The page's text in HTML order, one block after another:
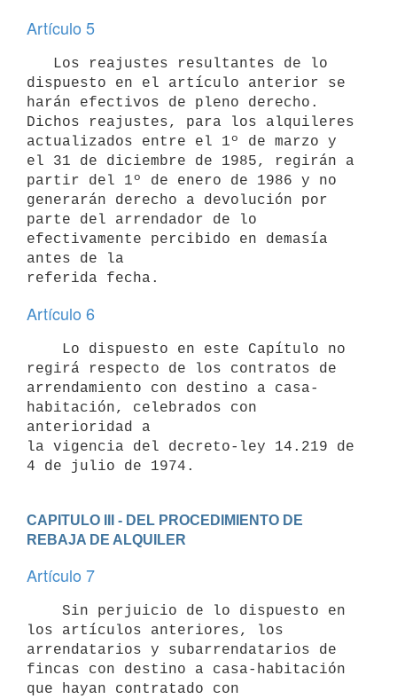
Artículo 5
dispuesto en el artículo anterior se
harán efectivos de pleno derecho.
Dichos reajustes, para los alquileres
actualizados entre el 1º de marzo y
el 31 de diciembre de 1985, regirán a
partir del 1º de enero de 1986 y no
generarán derecho a devolución por
parte del arrendador de lo
efectivamente percibido en demasía
antes de la
Artículo 6
regirá respecto de los contratos de
arrendamiento con destino a casa-
habitación, celebrados con
anterioridad a
la vigencia del decreto-ley 14.219 de
CAPITULO III - DEL PROCEDIMIENTO DE
REBAJA DE ALQUILER
Artículo 7
los artículos anteriores, los
arrendatarios y subarrendatarios de
fincas con destino a casa-habitación
que hayan contratado con